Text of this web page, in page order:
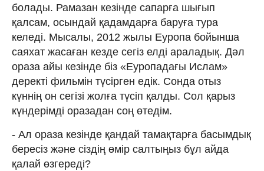
болады. Рамазан кезінде сапарға шығып
қалсам, осындай қадамдарға баруға тура
келеді. Мысалы, 2012 жылы Еуропа бойынша
саяхат жасаған кезде сегіз елді араладық. Дәл
ораза айы кезінде біз «Еуропадағы Ислам»
деректі фильмін түсірген едік. Сонда отыз
күннің он сегізі жолға түсіп қалды. Сол қарыз
күндерімді оразадан соң өтедім.
- Ал ораза кезінде қандай тамақтарға басымдық
бересіз және сіздің өмір салтыңыз бұл айда
қалай өзгереді?